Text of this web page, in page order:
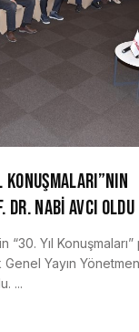
DR. NABİ AVCI OLDU
Yıl Konuşmaları”
Yayın
...